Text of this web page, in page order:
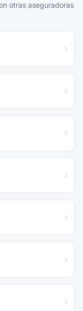
otras aseguradoras